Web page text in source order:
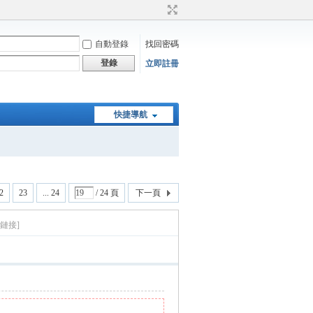
自動登錄
找回密碼
登錄
立即註冊
快捷導航
23 ... 24 / 24 頁 下一頁
接]